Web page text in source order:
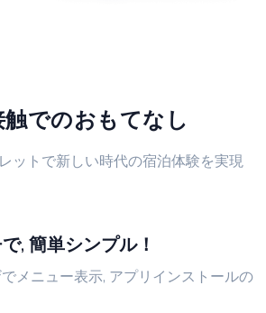
でのおもてなし
ットで新しい時代の宿泊体験を実現
, 簡単シンプル！
メニュー表示, アプリインストールの